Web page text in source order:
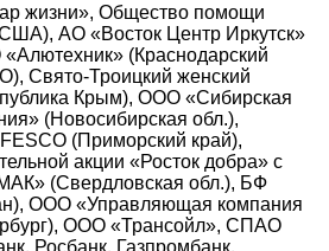
жизни», Общество помощи
АО «Восток Центр Иркутск»
(Краснодарский
Свято-Троицкий женский
Крым), ООО «Сибирская
(Новосибирская обл.),
(Приморский край),
акции «Росток добра» с
(Свердловская обл.), БФ
ООО «Управляющая компания
ООО «Трансойл», СПАО
Росбанк, Газпромбанк,